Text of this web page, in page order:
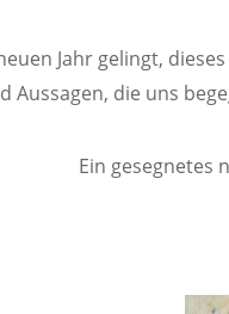
Jahr gelingt,
Aussagen, die uns
Ein gesegnetes